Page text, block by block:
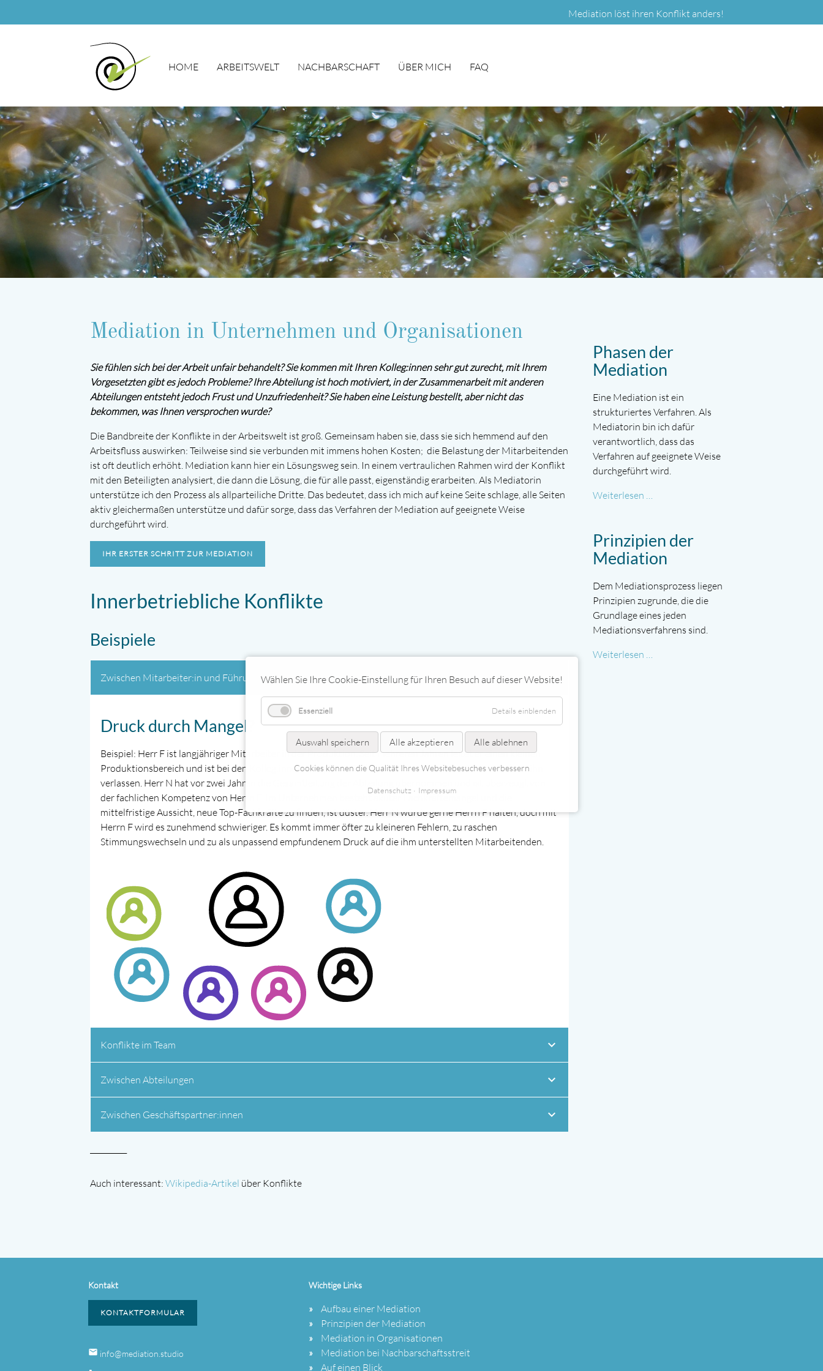
Mediation löst ihren Konflikt anders!
HOME ARBEITSWELT NACHBARSCHAFT ÜBER MICH FAQ
Suchbegriffe SUCHEN
Mediation in Unternehmen und Organisationen
Sie fühlen sich bei der Arbeit unfair behandelt? Sie kommen mit Ihren Kolleg:innen sehr gut zurecht, mit Ihrem
Vorgesetzten gibt es jedoch Probleme? Ihre Abteilung ist hoch motiviert, in der Zusammenarbeit mit anderen
Abteilungen entsteht jedoch Frust und Unzufriedenheit? Sie haben eine Leistung bestellt, aber nicht das
bekommen, was Ihnen versprochen wurde?
Die Bandbreite der Konflikte in der Arbeitswelt ist groß. Gemeinsam haben sie, dass sie sich hemmend auf den
Arbeitsfluss auswirken: Teilweise sind sie verbunden mit immens hohen Kosten; die Belastung der Mitarbeitenden
ist oft deutlich erhöht. Mediation kann hier ein Lösungsweg sein. In einem vertraulichen Rahmen wird der Konflikt
mit den Beteiligten analysiert, die dann die Lösung, die für alle passt, eigenständig erarbeiten. Als Mediatorin
unterstütze ich den Prozess als allparteiliche Dritte. Das bedeutet, dass ich mich auf keine Seite schlage, alle Seiten
aktiv gleichermaßen unterstütze und dafür sorge, dass das Verfahren der Mediation auf geeignete Weise
durchgeführt wird.
IHR ERSTER SCHRITT ZUR MEDIATION
Innerbetriebliche Konflikte
Beispiele
Zwischen Mitarbeiter:in und Führungskraft
Druck durch Mangel?
Beispiel: Herr F ist langjähriger Mitarbeiter in der Produktion. Seit mehreren Jahren leitet er einen kleinen
Produktionsbereich und ist bei den Kolleg:innen akzeptiert. Fachlich kann man sich zu 100 Prozent auf ihn
verlassen. Herr N hat vor zwei Jahren die Gesamtleitung der Abteilung übernommen und ist überzeugt von
der fachlichen Kompetenz von Herrn F. Im Unternehmen besteht akuter Fachkräftemangel und die
mittelfristige Aussicht, neue Top-Fachkräfte zu finden, ist düster. Herr N würde gerne Herrn F halten, doch mit
Herrn F wird es zunehmend schwieriger. Es kommt immer öfter zu kleineren Fehlern, zu raschen
Stimmungswechseln und zu als unpassend empfundenem Druck auf die ihm unterstellten Mitarbeitenden.
Konflikte im Team
Zwischen Abteilungen
Zwischen Geschäftspartner:innen
Auch interessant: Wikipedia-Artikel über Konflikte
Phasen der
Mediation
Eine Mediation ist ein
strukturiertes Verfahren. Als
Mediatorin bin ich dafür
verantwortlich, dass das
Verfahren auf geeignete Weise
durchgeführt wird.
Weiterlesen …
Prinzipien der
Mediation
Dem Mediationsprozess liegen
Prinzipien zugrunde, die die
Grundlage eines jeden
Mediationsverfahrens sind.
Weiterlesen …
Kontakt
KONTAKTFORMULAR
email info@mediation.studio
Wichtige Links
Aufbau einer Mediation
Prinzipien der Mediation
Mediation in Organisationen
Mediation bei Nachbarschaftsstreit
Auf einen Blick
Wählen Sie Ihre Cookie-Einstellung für Ihren Besuch auf dieser Website!
Essenziell Details einblenden
Auswahl speichern Alle akzeptieren Alle ablehnen
Cookies können die Qualität Ihres Websitebesuches verbessern
Datenschutz Impressum